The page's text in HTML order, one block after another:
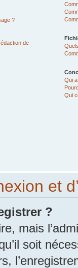
?
de
Qui
Qui
et
?
mais
soit